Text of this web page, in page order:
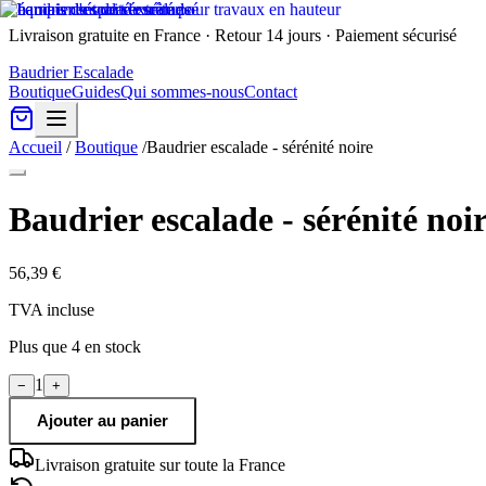
Livraison gratuite en France · Retour 14 jours · Paiement sécurisé
Baudrier Escalade
BoutiqueGuidesQui sommes-nousContact
Accueil / Boutique /Baudrier escalade - sérénité noire
Baudrier escalade - sérénité
56,39 €
TVA incluse
Plus que 4 en stock
− 1 +
Ajouter au panier
Livraison gratuite sur toute la France